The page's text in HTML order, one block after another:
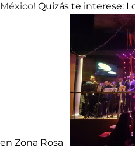
México! Quizás te interese:
en Zona Rosa